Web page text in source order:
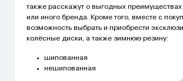
также расскажут о выгодных преимуществах
или иного бренда. Кроме того, вместе с
возможность выбрать и приобрести
колёсные диски, а также зимнюю резину:
шипованная
нешипованная